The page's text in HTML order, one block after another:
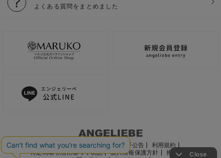
よくある質問をまとめました
ご利用ガイド 会社概要 電子公告
利用規約
特定商取引法に基づく表記
個人情報保護方針
推奨環境